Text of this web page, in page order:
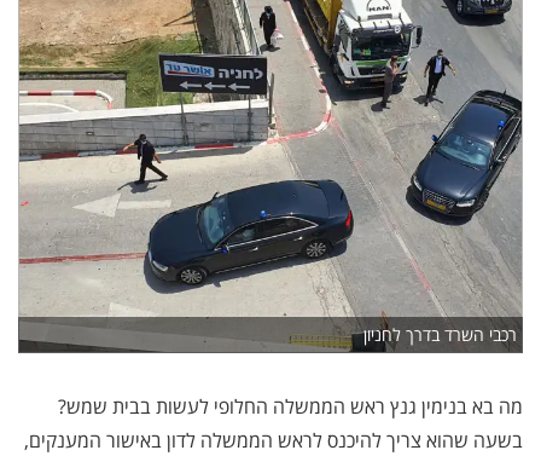
רכבי השרד בדרך לחניון
מה בא בנימין גנץ ראש הממשלה החלופי לעשות בבית שמש?
בשעה שהוא צריך להיכנס לראש הממשלה לדון באישור המענקים,